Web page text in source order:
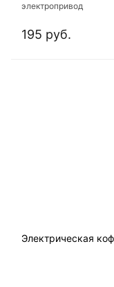
электропривод
195 руб.
Электрическая